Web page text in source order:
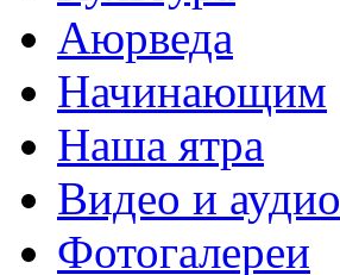
Аюрведа
Начинающим
Наша ятра
Видео и аудио
Фотогалереи